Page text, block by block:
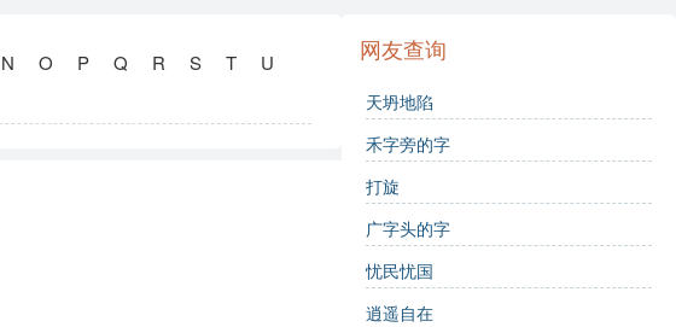
N O P Q R S T
U
网友查询
天坍地陷
禾字旁的字
打旋
广字头的字
忧民忧国
逍遥自在